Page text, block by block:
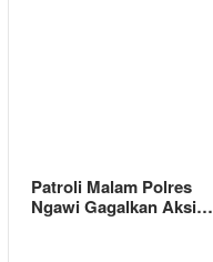
Patroli Malam Polres
Ngawi Gagalkan Aksi…